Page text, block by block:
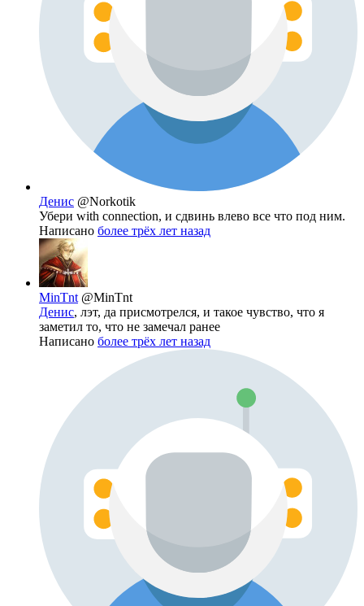
Денис @Norkotik
Убери with connection, и сдвинь влево все что под ним.
Написано более трёх лет назад
MinTnt @MinTnt
Денис, лэт, да присмотрелся, и такое чувство, что я
заметил то, что не замечал ранее
Написано более трёх лет назад